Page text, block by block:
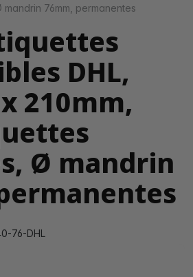
76mm, permanentes
DHL,
210mm,
Ø mandrin
76-DHL